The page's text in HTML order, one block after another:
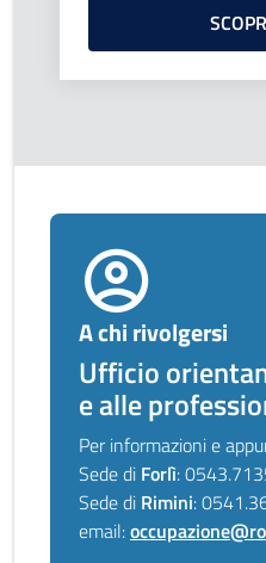
A chi rivolgersi
Ufficio
e alle
Per informazioni e
Sede di Forlì:
Sede di Rimini:
email: